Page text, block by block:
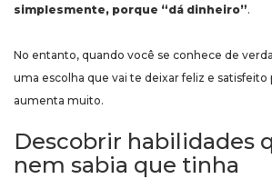
simplesmente, porque “dá dinheiro”.
No entanto, quando você se conhece de
uma escolha que vai te deixar feliz e
aumenta muito.
Descobrir habilidades
nem sabia que tinha